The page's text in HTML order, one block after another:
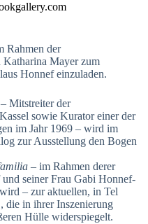
Rahmen der
Katharina Mayer zum
Honnef einzuladen.
Mitstreiter der
sowie Kurator einer der
im Jahr 1969 – wird im
zur Ausstellung den Bogen
– im Rahmen derer
seiner Frau Gabi Honnef-
– zur aktuellen, in Tel
die in ihrer Inszenierung
Hülle widerspiegelt.